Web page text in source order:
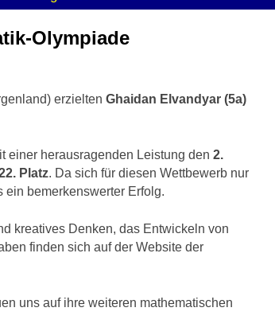
Olympiade
erzieltenGhaidan Elvandyar (5a)
einer herausragenden Leistung den2.
Platz. Da sich für diesen Wettbewerb nur
bemerkenswerter Erfolg.
kreatives Denken, das Entwickeln von
finden sich auf der Website der
uns auf ihre weiteren mathematischen